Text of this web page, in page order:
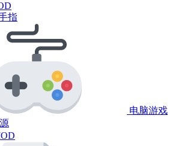
指
电脑游戏